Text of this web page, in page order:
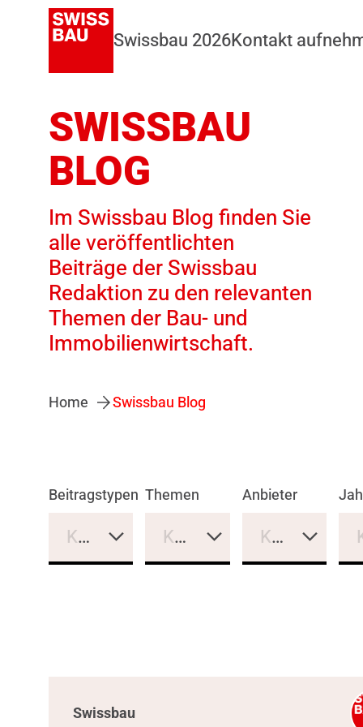
Swissbau 2026Kontakt
SWISSBAU
BLOG
Im Swissbau Blog finden Sie
alle veröffentlichten
Beiträge der Swissbau
Redaktion zu den relevanten
Themen der Bau- und
Immobilienwirtschaft.
Home Swissbau Blog
Beitragstypen
Keine Auswahl
Themen
Keine Auswahl
Anbieter
Keine
Swissbau